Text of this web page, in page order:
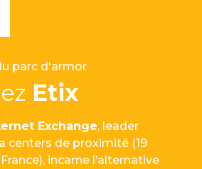
parc d'armor
Etix
Exchange, leader
centers de proximité (19
incarne l’alternative